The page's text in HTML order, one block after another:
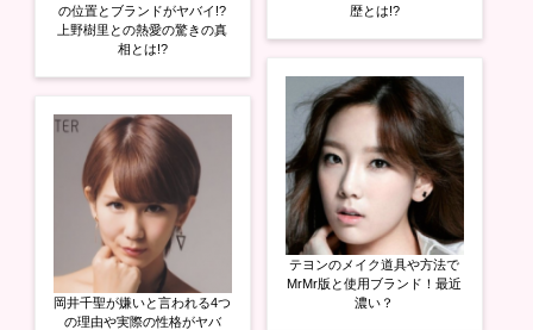
の位置とブランドがヤバイ!?
上野樹里との熱愛の驚きの真
相とは!?
岡井千聖が嫌いと言われる4つ
の理由や実際の性格がヤバ
歴とは!?
テヨンのメイク道具や方法で
MrMr版と使用ブランド！最近
濃い？